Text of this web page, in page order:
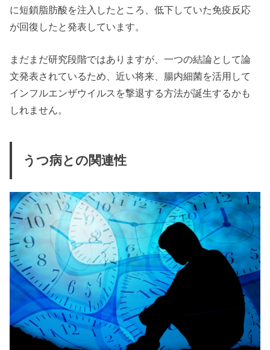
に短鎖脂肪酸を注入したところ、低下していた免疫反応
が回復したと発表しています。
まだまだ研究段階ではありますが、一つの結論として論
文発表されているため、近い将来、腸内細菌を活用して
インフルエンザウイルスを撃退する方法が誕生するかも
しれません。
うつ病との関連性